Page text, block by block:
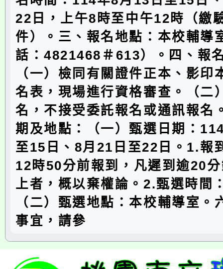
22日，上午8時至中午12時（繳
件）。三、報名地點：本校輔導
話：4821468＃613）。四、報
（一）檢同有關證件正本、影印
名表，現場進行資格審查。（二
名，不接受委託報名或通訊報名
期及地點：（一）甄選日期：
至15日、8月21日至22日。1.報
12時50分前報到，凡遲到逾20
上者，概以棄權論。2.甄選時間
（二）甄選地點：本校輔導室。
事宜，請參